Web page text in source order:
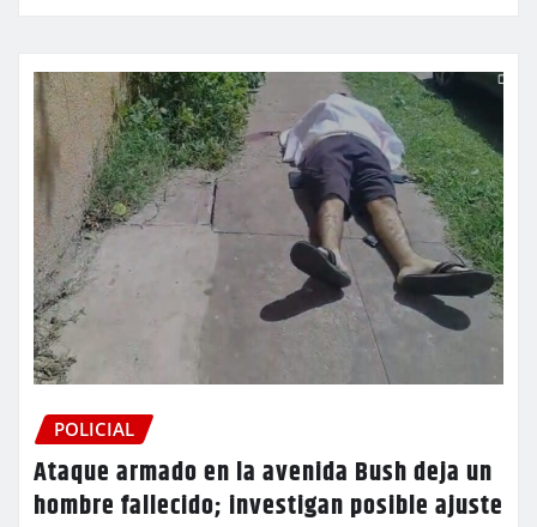
POLICIAL
Ataque armado en la avenida Bush deja un
hombre fallecido; investigan posible ajuste